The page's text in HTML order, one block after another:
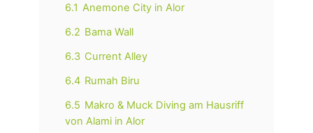
6.1 Anemone City in Alor
6.2 Bama Wall
6.3 Current Alley
6.4 Rumah Biru
6.5 Makro & Muck Diving am Hausriff
von Alami in Alor